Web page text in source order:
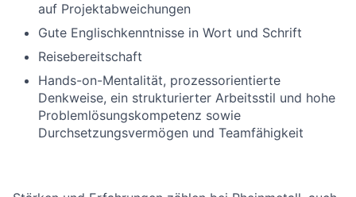
auf Projektabweichungen
Gute Englischkenntnisse in Wort und Schrift
Reisebereitschaft
Hands-on-Mentalität, prozessorientierte
Denkweise, ein strukturierter Arbeitsstil und hohe
Problemlösungskompetenz sowie
Durchsetzungsvermögen und Teamfähigkeit